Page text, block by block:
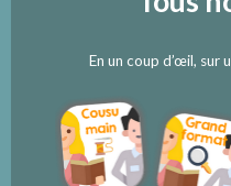
En un coup d’œil, sur